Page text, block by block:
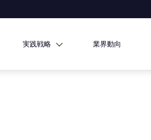
実践戦略 業界動向